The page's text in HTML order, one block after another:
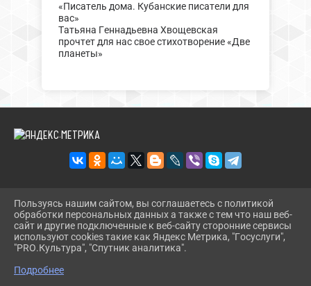
«Писатель дома. Кубанские писатели для
вас»
Татьяна Геннадьевна Хвощевская
прочтет для нас свое стихотворение «Две
планеты»
2026 Г. DINBIBL.RU
ВХОД
КАРТА САЙТА
ПОЛИТИКА ОБРАБОТКИ ПЕРСОНАЛЬНЫХ ДАННЫХ
СДЕЛАНО НА KUBCMS
Пользуясь нашим сайтом, вы соглашаетесь с политикой
обработки персональных данных а также с тем что наш веб-
сайт и другие подключенные к веб-сайту сторонние сервисы
используют cookies такие как Яндекс Метрика, "Госуслуги",
"PRO.Культура", "Спутник аналитика".
Подробнее